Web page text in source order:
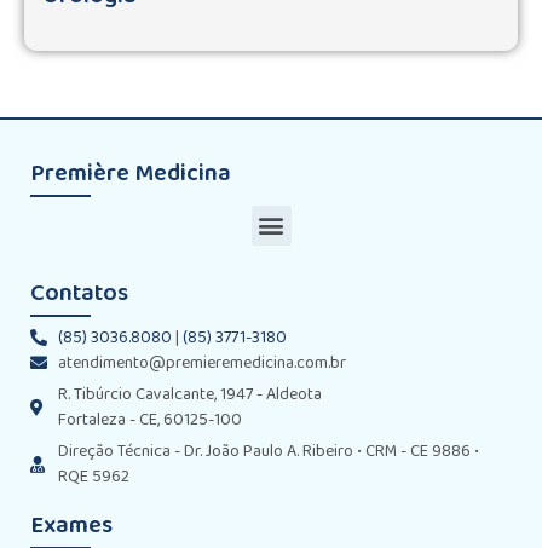
Première Medicina
Contatos
(85) 3036.8080|(85) 3771-3180
atendimento@premieremedicina.com.br
R. Tibúrcio Cavalcante, 1947 - Aldeota
Fortaleza - CE, 60125-100
Direção Técnica - Dr. João Paulo A. Ribeiro • CRM - CE 9886 •
RQE 5962
Exames